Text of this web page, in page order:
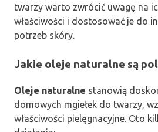
twarzy warto zwrócić uwagę na
właściwości i dostosować je do
potrzeb skóry.
Jakie oleje naturalne są
Oleje naturalne stanowią
domowych mgiełek do twarzy,
właściwości pielęgnacyjne. Oto